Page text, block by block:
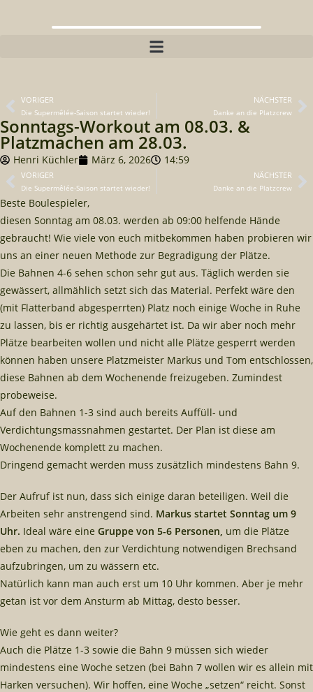
VORIGER
Die Supermêlée-Saison startet wieder!
NÄCHSTER
Danke an die Platzcrew
Sonntags-Workout am 08.03. &
Platzmachen am 28.03.
Henri Küchler März 6, 2026 14:59
VORIGER
Die Supermêlée-Saison startet wieder!
NÄCHSTER
Danke an die Platzcrew
Beste Boulespieler,
diesen Sonntag am 08.03. werden ab 09:00 helfende Hände
gebraucht! Wie viele von euch mitbekommen haben probieren wir
uns an einer neuen Methode zur Begradigung der Plätze.
Die Bahnen 4-6 sehen schon sehr gut aus. Täglich werden sie
gewässert, allmählich setzt sich das Material. Perfekt wäre den
(mit Flatterband abgesperrten) Platz noch einige Woche in Ruhe
zu lassen, bis er richtig ausgehärtet ist. Da wir aber noch mehr
Plätze bearbeiten wollen und nicht alle Plätze gesperrt werden
können haben unsere Platzmeister Markus und Tom entschlossen,
diese Bahnen ab dem Wochenende freizugeben. Zumindest
probeweise.
Auf den Bahnen 1-3 sind auch bereits Auffüll- und
Verdichtungsmassnahmen gestartet. Der Plan ist diese am
Wochenende komplett zu machen.
Dringend gemacht werden muss zusätzlich mindestens Bahn 9.
Der Aufruf ist nun, dass sich einige daran beteiligen. Weil die
Arbeiten sehr anstrengend sind. Markus startet Sonntag um 9
Uhr. Ideal wäre eine Gruppe von 5-6 Personen, um die Plätze
eben zu machen, den zur Verdichtung notwendigen Brechsand
aufzubringen, um zu wässern etc.
Natürlich kann man auch erst um 10 Uhr kommen. Aber je mehr
getan ist vor dem Ansturm ab Mittag, desto besser.
Wie geht es dann weiter?
Auch die Plätze 1-3 sowie die Bahn 9 müssen sich wieder
mindestens eine Woche setzen (bei Bahn 7 wollen wir es allein mit
Harken versuchen). Wir hoffen, eine Woche „setzen“ reicht. Sonst